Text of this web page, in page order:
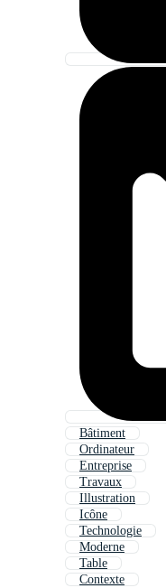
Bâtiment
Ordinateur
Entreprise
Travaux
Illustration
Icône
Technologie
Moderne
Table
Contexte